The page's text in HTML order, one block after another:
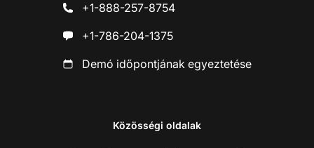
+1-888-257-8754
+1-786-204-1375
Demó időpontjának egyeztetése
Közösségi oldalak